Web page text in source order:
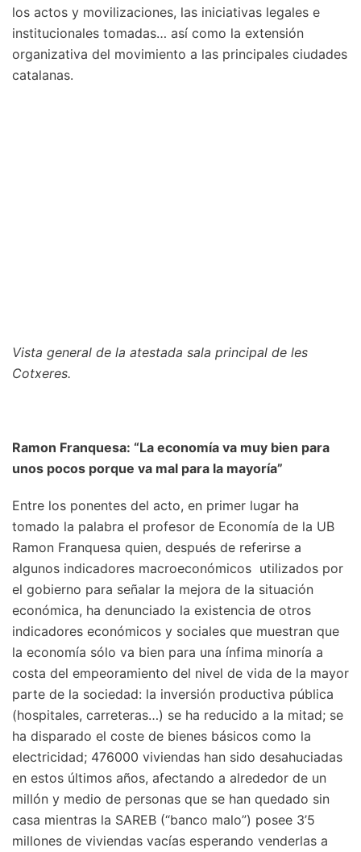
los actos y movilizaciones, las iniciativas legales e
institucionales tomadas… así como la extensión
organizativa del movimiento a las principales ciudades
catalanas.
Vista general de la atestada sala principal de les
Cotxeres.
Ramon Franquesa: “La economía va muy bien para
unos pocos porque va mal para la mayoría”
Entre los ponentes del acto, en primer lugar ha
tomado la palabra el profesor de Economía de la UB
Ramon Franquesa quien, después de referirse a
algunos indicadores macroeconómicos utilizados por
el gobierno para señalar la mejora de la situación
económica, ha denunciado la existencia de otros
indicadores económicos y sociales que muestran que
la economía sólo va bien para una ínfima minoría a
costa del empeoramiento del nivel de vida de la mayor
parte de la sociedad: la inversión productiva pública
(hospitales, carreteras…) se ha reducido a la mitad; se
ha disparado el coste de bienes básicos como la
electricidad; 476000 viviendas han sido desahuciadas
en estos últimos años, afectando a alrededor de un
millón y medio de personas que se han quedado sin
casa mientras la SAREB (“banco malo”) posee 3’5
millones de viviendas vacías esperando venderlas a